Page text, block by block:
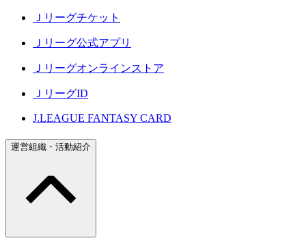
Ｊリーグチケット
Ｊリーグ公式アプリ
Ｊリーグオンラインストア
ＪリーグID
J.LEAGUE FANTASY CARD
運営組織・活動紹介